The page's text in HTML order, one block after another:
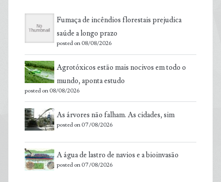
Fumaça de incêndios florestais prejudica
saúde a longo prazo
posted on 08/08/2026
Agrotóxicos estão mais nocivos em todo o
mundo, aponta estudo
posted on 08/08/2026
As árvores não falham. As cidades, sim
posted on 07/08/2026
A água de lastro de navios e a bioinvasão
posted on 07/08/2026